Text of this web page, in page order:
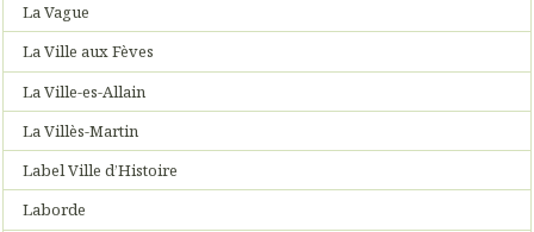
La Vague
La Ville aux Fèves
La Ville-es-Allain
La Villès-Martin
Label Ville d’Histoire
Laborde